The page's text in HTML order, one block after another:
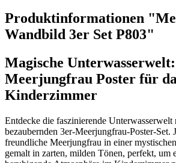
Produktinformationen
Wandbild 3er Set P803"
Magische Unterwasserwelt:
Meerjungfrau Poster für
Kinderzimmer
Entdecke die faszinierende Unterwasserwelt
bezaubernden 3er-Meerjungfrau-Poster-Set.
freundliche Meerjungfrau in einer
gemalt in zarten, milden Tönen, perfekt, um